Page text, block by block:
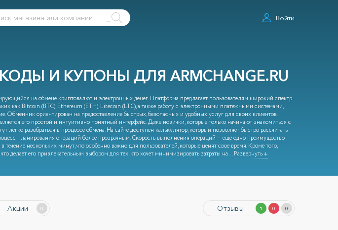
Войти
И КУПОНЫ ДЛЯ ARMCHANGE.RU
на обмене криптовалют и электронных денег. Платформа предлагает пользователям широкий спектр
как Bitcoin (BTC), Ethereum (ETH), Litecoin (LTC), а также работу с электронными платежными системами,
Обменник ориентирован на предоставление быстрых, безопасных и удобных услуг для своих клиентов.
его простой и интуитивно понятный интерфейс. Даже новички, которые только начинают знакомиться с
разобраться в процессе обмена. На сайте доступен калькулятор, который позволяет быстро рассчитать
планирования операций более прозрачным. Скорость выполнения операций — еще одно преимущество
нескольких минут, что особенно важно для пользователей, которые ценят свое время. Кроме того,
делает его привлекательным выбором для тех, кто хочет минимизировать затраты на...Развернуть ↓
Акции 0 Отзывы 1 0 0